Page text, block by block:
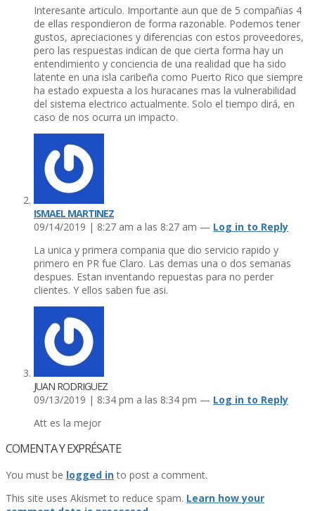
Interesante articulo. Importante aun que de 5 compañias 4
de ellas respondieron de forma razonable. Podemos tener
gustos, apreciaciones y diferencias con estos proveedores,
pero las respuestas indican de que cierta forma hay un
entendimiento y conciencia de una realidad que ha sido
latente en una isla caribeña como Puerto Rico que siempre
ha estado expuesta a los huracanes mas la vulnerabilidad
del sistema electrico actualmente. Solo el tiempo dirá, en
caso de nos ocurra un impacto.
ISMAEL MARTINEZ
09/14/2019 | 8:27 am a las 8:27 am — Log in to Reply
La unica y primera compania que dio servicio rapido y
primero en PR fue Claro. Las demas una o dos semanas
despues. Estan inventando repuestas para no perder
clientes. Y ellos saben fue asi.
JUAN RODRIGUEZ
09/13/2019 | 8:34 pm a las 8:34 pm — Log in to Reply
Att es la mejor
COMENTA Y EXPRÉSATE
You must be logged into post a comment.
This site uses Akismet to reduce spam. Learn how your